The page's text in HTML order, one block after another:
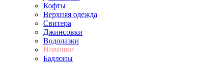
Кофты
Верхняя одежда
Свитера
Джинсовки
Водолазки
Новинки
Бадлоны